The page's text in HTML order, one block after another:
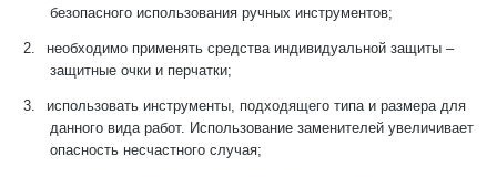
безопасного использования ручных инструментов;
2.
необходимо применять средства индивидуальной защиты –
защитные очки и перчатки;
3.
использовать инструменты, подходящего типа и размера для
данного вида работ. Использование заменителей увеличивает
опасность несчастного случая;